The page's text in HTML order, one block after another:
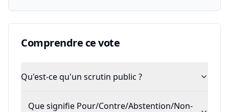
Comprendre ce vote
Qu'est-ce qu'un scrutin public ?
Que signifie Pour/Contre/Abstention/Non-